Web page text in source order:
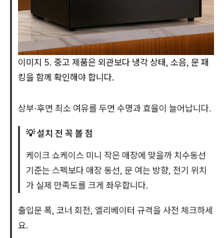
이미지 5. 중고 제품은 외관보다 냉각 상태, 소음, 문 패
킹을 함께 확인해야 합니다.
상부·후면 최소 여유를 두면 수명과 효율이 늘어납니다.
💡 설치 전 꼭 볼 점
케이크 쇼케이스 미니 작은 매장에 맞을까 치수동선
기준는 스펙보다 매장 동선, 문 여는 방향, 전기 위치
가 실제 만족도를 크게 좌우합니다.
출입문 폭, 코너 회전, 엘리베이터 규격을 사전 체크하세
요.